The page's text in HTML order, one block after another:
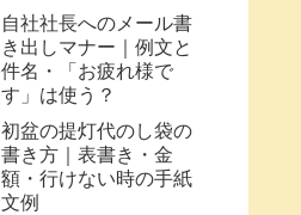
自社社長へのメール書
き出しマナー｜例文と
件名・「お疲れ様で
す」は使う？
初盆の提灯代のし袋の
書き方｜表書き・金
額・行けない時の手紙
文例